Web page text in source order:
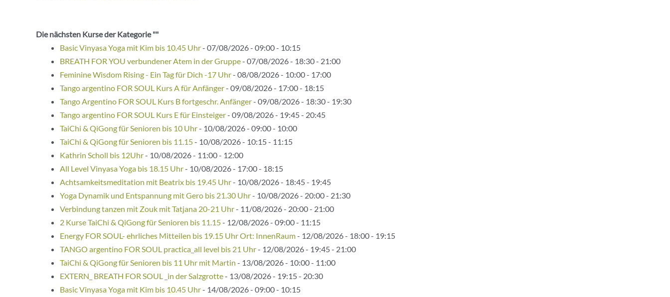
Die nächsten Kurse der Kategorie ""
Basic Vinyasa Yoga mit Kim bis 10.45 Uhr- 07/08/2026 - 09:00 - 10:15
BREATH FOR YOU verbundener Atem in der Gruppe- 07/08/2026 - 18:30 - 21:00
Feminine Wisdom Rising - Ein Tag für Dich -17 Uhr- 08/08/2026 - 10:00 - 17:00
Tango argentino FOR SOUL Kurs A für Anfänger- 09/08/2026 - 17:00 - 18:15
Tango Argentino FOR SOUL Kurs B fortgeschr. Anfänger- 09/08/2026 - 18:30 - 19:30
Tango argentino FOR SOUL Kurs E für Einsteiger- 09/08/2026 - 19:45 - 20:45
TaiChi & QiGong für Senioren bis 10 Uhr- 10/08/2026 - 09:00 - 10:00
TaiChi & QiGong für Senioren bis 11.15- 10/08/2026 - 10:15 - 11:15
Kathrin Scholl bis 12Uhr- 10/08/2026 - 11:00 - 12:00
All Level Vinyasa Yoga bis 18.15 Uhr- 10/08/2026 - 17:00 - 18:15
Achtsamkeitsmeditation mit Beatrix bis 19.45 Uhr- 10/08/2026 - 18:45 - 19:45
Yoga Dynamik und Entspannung mit Gero bis 21.30 Uhr- 10/08/2026 - 20:00 - 21:30
Verbindung tanzen mit Zouk mit Tatjana 20-21 Uhr- 11/08/2026 - 20:00 - 21:00
2 Kurse TaiChi & QiGong für Senioren bis 11.15- 12/08/2026 - 09:00 - 11:15
Energy FOR SOUL- ehrliches Mitteilen bis 19.15 Uhr Ort: InnenRaum- 12/08/2026 - 18:00 - 19:15
TANGO argentino FOR SOUL practica_all level bis 21 Uhr- 12/08/2026 - 19:45 - 21:00
TaiChi & QiGong für Senioren bis 11 Uhr mit Martin - 13/08/2026 - 10:00 - 11:00
EXTERN_ BREATH FOR SOUL _in der Salzgrotte- 13/08/2026 - 19:15 - 20:30
Basic Vinyasa Yoga mit Kim bis 10.45 Uhr- 14/08/2026 - 09:00 - 10:15